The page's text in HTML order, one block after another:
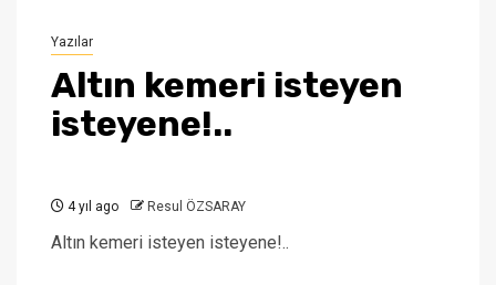
Yazılar
Altın kemeri isteyen
isteyene!..
4 yıl ago Resul ÖZSARAY
Altın kemeri isteyen isteyene!..